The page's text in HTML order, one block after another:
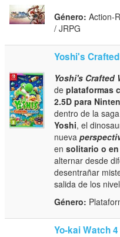
Género: Action-
/ JRPG
Yoshi's
Yoshi's Crafted
deplataformas
2.5D para
dentro de la
Yoshi, el
nueva
en solitario o
alternar desde
desentrañar
salida de los
Género:
Yo-kai Watch 4